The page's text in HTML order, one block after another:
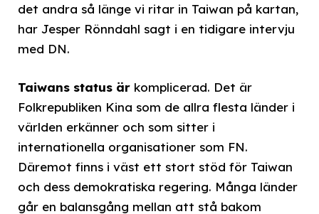
det andra så länge vi ritar in Taiwan på kartan,
har Jesper Rönndahl sagt i en tidigare intervju
med DN.
Taiwans status är komplicerad. Det är
Folkrepubliken Kina som de allra flesta länder i
världen erkänner och som sitter i
internationella organisationer som FN.
Däremot finns i väst ett stort stöd för Taiwan
och dess demokratiska regering. Många länder
går en balansgång mellan att stå bakom